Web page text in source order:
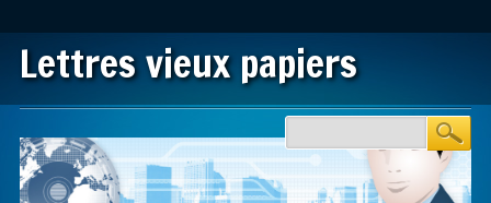
Lettres vieux papiers
Main menu